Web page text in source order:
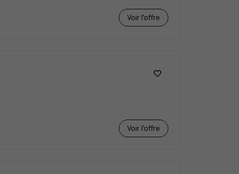
Voir l’offre
Voir l’offre